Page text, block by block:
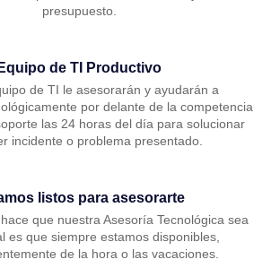
presupuesto.
Equipo de TI Productivo
de TI le asesorarán y ayudarán a
por delante de la competencia
las 24 horas del día para solucionar
incidente o problema presentado.
listos para asesorarte
que nuestra Asesoría Tecnológica sea
es que siempre estamos disponibles,
de la hora o las vacaciones.